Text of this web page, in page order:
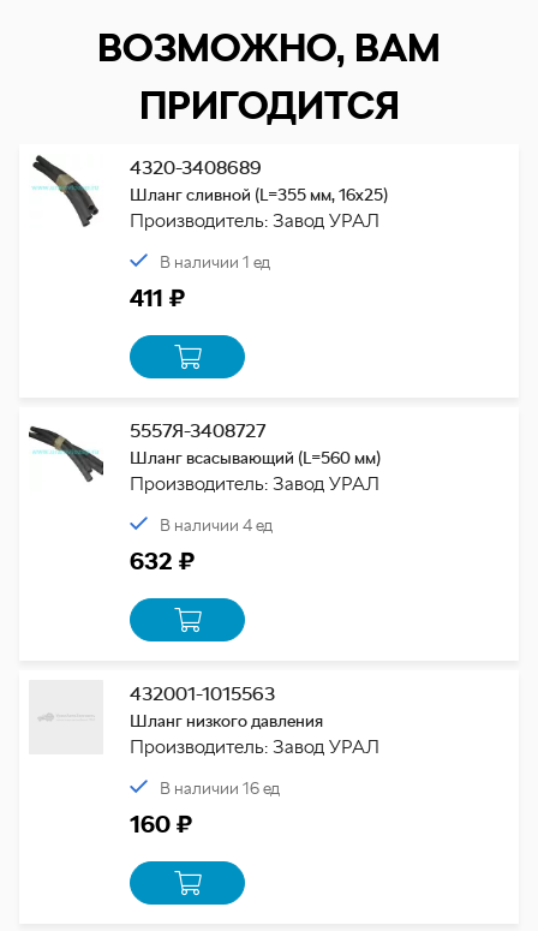
ВОЗМОЖНО, ВАМ
ПРИГОДИТСЯ
4320-3408689
Шланг сливной (L=355 мм, 16х25)
Производитель: Завод УРАЛ
В наличии 1 ед
411 ₽
5557Я-3408727
Шланг всасывающий (L=560 мм)
Производитель: Завод УРАЛ
В наличии 4 ед
632 ₽
432001-1015563
Шланг низкого давления
Производитель: Завод УРАЛ
В наличии 16 ед
160 ₽